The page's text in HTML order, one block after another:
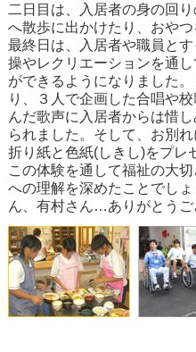
二日目は、入居者の身の回
へ散歩に出かけたり、おや
最終日は、入居者や職員と
操やレクリエーションを通
ができるようになりました
り、３人で企画した合唱や
んだ歌声に入居者からは惜
られました。そして、お別
折り紙と色紙(しきし)をプレ
この体験を通して福祉の大
への理解を深めたことでし
ん、有村さん…ありがとうご